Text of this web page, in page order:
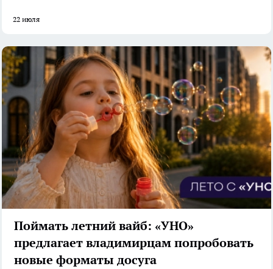
22 июля
Поймать летний вайб: «УНО»
предлагает владимирцам попробовать
новые форматы досуга